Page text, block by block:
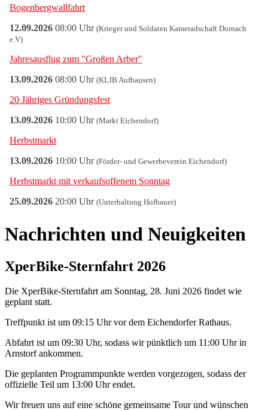
Nachrichten und Neuigkeiten
XperBike-Sternfahrt 2026
Die XperBike-Sternfahrt am Sonntag, 28. Juni 2026 findet wie
geplant statt.
Treffpunkt ist um 09:15 Uhr vor dem Eichendorfer Rathaus.
Abfahrt ist um 09:30 Uhr, sodass wir pünktlich um 11:00 Uhr in
Arnstorf ankommen.
Die geplanten Programmpunkte werden vorgezogen, sodass der
offizielle Teil um 13:00 Uhr endet.
Wir freuen uns auf eine schöne gemeinsame Tour und wünschen